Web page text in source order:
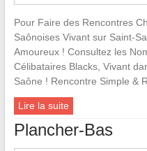
Pour Faire des Rencontres
Saônoises Vivant sur Saint-
Amoureux ! Consultez les
Célibataires Blacks, Vivant
Saône ! Rencontre Simple &
Lire la suite
Plancher-Bas